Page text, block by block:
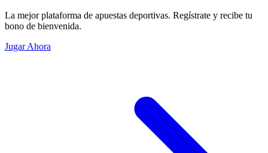
La mejor plataforma de apuestas deportivas. Regístrate y recibe tu
bono de bienvenida.
Jugar Ahora